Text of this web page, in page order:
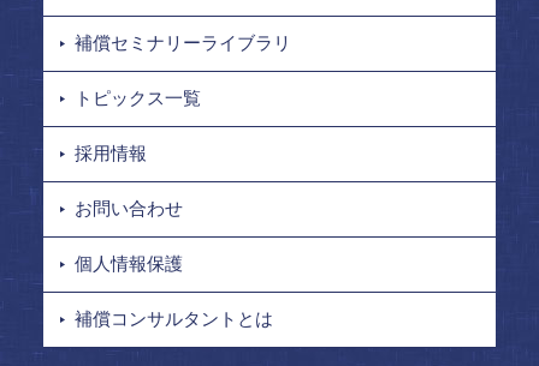
補償セミナリーライブラリ
トピックス一覧
採用情報
お問い合わせ
個人情報保護
補償コンサルタントとは